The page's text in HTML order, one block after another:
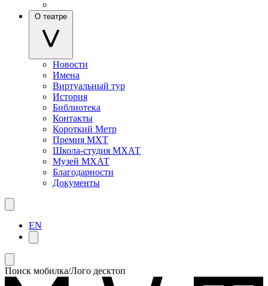
О театре
Новости
Имена
Виртуальный тур
История
Библиотека
Контакты
Короткий Метр
Премия МХТ
Школа-студия МХАТ
Музей МХАТ
Благодарности
Документы
EN
Поиск мобилка/Лого десктоп